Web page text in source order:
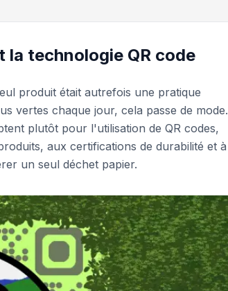
la technologie QR code
produit était autrefois une pratique
vertes chaque jour, cela passe de mode.
plutôt pour l'utilisation de QR codes,
aux certifications de durabilité et à
un seul déchet papier.